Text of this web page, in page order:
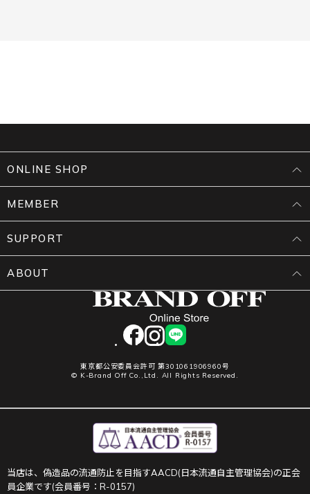
facebookinstagram
LINE
東京都公安委員会許可 第301061906960号
© K-Brand Off Co.,Ltd. All Rights Reserved.
ONLINE SHOP
MEMBER
SUPPORT
ABOUT
当店は、偽造品の流通防止を目指すAACD(日本流通自主管理協会)の正会
員企業です(会員番号：R-0157)